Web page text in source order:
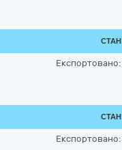
СТАН
Експортовано:
СТАН
Експортовано: